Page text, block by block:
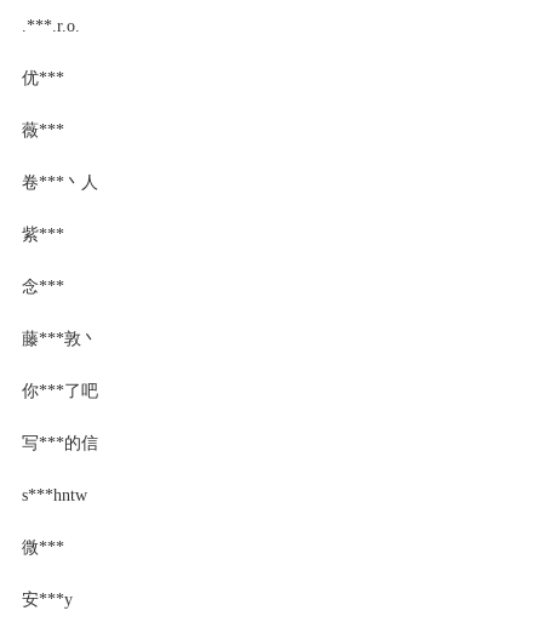
.***.r.o.
优***
薇***
卷***丶人
紫***
念***
藤***敦丶
你***了吧
写***的信
s***hntw
微***
安***y